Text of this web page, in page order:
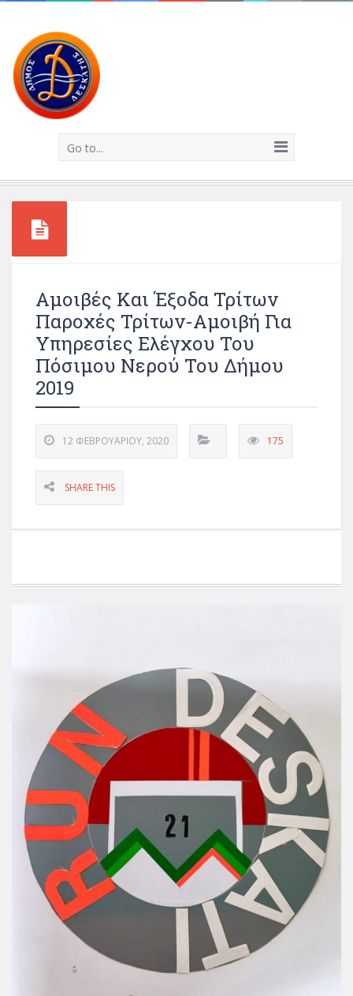
Go to...
Αμοιβές Και Έξοδα Τρίτων
Παροχές Τρίτων-Αμοιβή Για
Υπηρεσίες Ελέγχου Του
Πόσιμου Νερού Του Δήμου
2019
12 ΦΕΒΡΟΥΑΡΊΟΥ, 2020 175
SHARE THIS